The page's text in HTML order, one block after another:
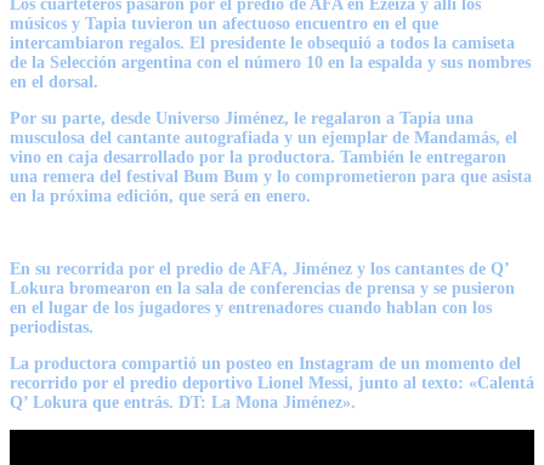
Los cuarteteros pasaron por el predio de AFA en Ezeiza y allí los
músicos y Tapia tuvieron un afectuoso encuentro en el que
intercambiaron regalos. El presidente le obsequió a todos la camiseta
de la Selección argentina con el número 10 en la espalda y sus nombres
en el dorsal.
Por su parte, desde Universo Jiménez, le regalaron a Tapia una
musculosa del cantante autografiada y un ejemplar de Mandamás, el
vino en caja desarrollado por la productora. También le entregaron
una remera del festival Bum Bum y lo comprometieron para que asista
en la próxima edición, que será en enero.
En su recorrida por el predio de AFA, Jiménez y los cantantes de Q’
Lokura bromearon en la sala de conferencias de prensa y se pusieron
en el lugar de los jugadores y entrenadores cuando hablan con los
periodistas.
La productora compartió un posteo en Instagram de un momento del
recorrido por el predio deportivo Lionel Messi, junto al texto: «Calentá
Q’ Lokura que entrás. DT: La Mona Jiménez».